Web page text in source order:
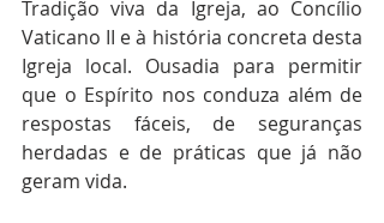
Tradição viva da Igreja, ao Concílio
Vaticano II e à história concreta desta
Igreja local. Ousadia para permitir
que o Espírito nos conduza além de
respostas fáceis, de seguranças
herdadas e de práticas que já não
geram vida.